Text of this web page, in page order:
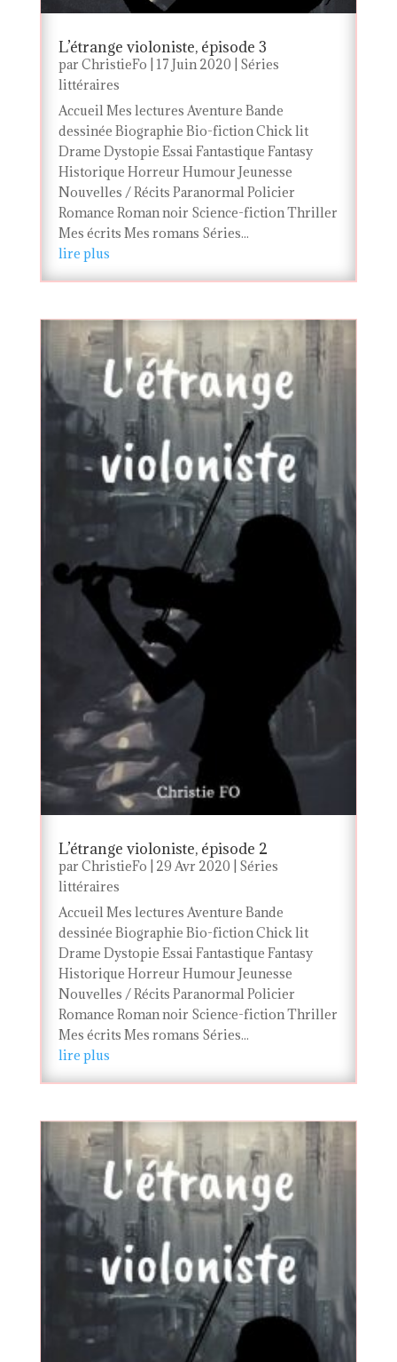
L’étrange violoniste, épisode 3
par ChristieFo 17 Juin 2020
Séries
littéraires
Accueil Mes lectures Aventure Bande
dessinée Biographie Bio-fiction Chick lit
Drame Dystopie Essai Fantastique Fantasy
Historique Horreur Humour Jeunesse
Nouvelles / Récits Paranormal Policier
Romance Roman noir Science-fiction Thriller
Mes écrits Mes romans Séries...
lire plus
L’étrange violoniste, épisode 2
par ChristieFo 29 Avr 2020
Séries
littéraires
Accueil Mes lectures Aventure Bande
dessinée Biographie Bio-fiction Chick lit
Drame Dystopie Essai Fantastique Fantasy
Historique Horreur Humour Jeunesse
Nouvelles / Récits Paranormal Policier
Romance Roman noir Science-fiction Thriller
Mes écrits Mes romans Séries...
lire plus